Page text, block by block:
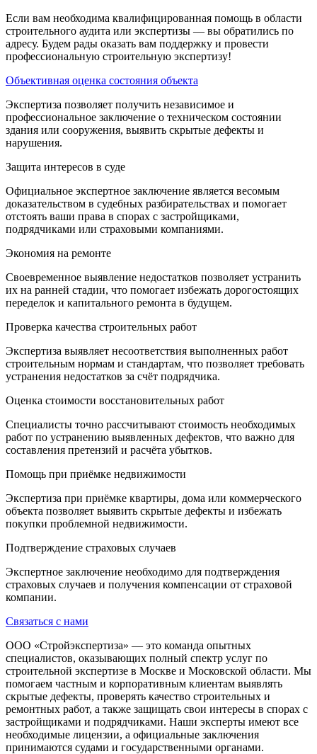
Если вам необходима квалифицированная помощь в области
строительного аудита или экспертизы — вы обратились по
адресу. Будем рады оказать вам поддержку и провести
профессиональную строительную экспертизу!
Объективная оценка состояния объекта
Экспертиза позволяет получить независимое и
профессиональное заключение о техническом состоянии
здания или сооружения, выявить скрытые дефекты и
нарушения.
Защита интересов в суде
Официальное экспертное заключение является весомым
доказательством в судебных разбирательствах и помогает
отстоять ваши права в спорах с застройщиками,
подрядчиками или страховыми компаниями.
Экономия на ремонте
Своевременное выявление недостатков позволяет устранить
их на ранней стадии, что помогает избежать дорогостоящих
переделок и капитального ремонта в будущем.
Проверка качества строительных работ
Экспертиза выявляет несоответствия выполненных работ
строительным нормам и стандартам, что позволяет требовать
устранения недостатков за счёт подрядчика.
Оценка стоимости восстановительных работ
Специалисты точно рассчитывают стоимость необходимых
работ по устранению выявленных дефектов, что важно для
составления претензий и расчёта убытков.
Помощь при приёмке недвижимости
Экспертиза при приёмке квартиры, дома или коммерческого
объекта позволяет выявить скрытые дефекты и избежать
покупки проблемной недвижимости.
Подтверждение страховых случаев
Экспертное заключение необходимо для подтверждения
страховых случаев и получения компенсации от страховой
компании.
Связаться с нами
ООО «Стройэкспертиза» — это команда опытных
специалистов, оказывающих полный спектр услуг по
строительной экспертизе в Москве и Московской области. Мы
помогаем частным и корпоративным клиентам выявлять
скрытые дефекты, проверять качество строительных и
ремонтных работ, а также защищать свои интересы в спорах с
застройщиками и подрядчиками. Наши эксперты имеют все
необходимые лицензии, а официальные заключения
принимаются судами и государственными органами.